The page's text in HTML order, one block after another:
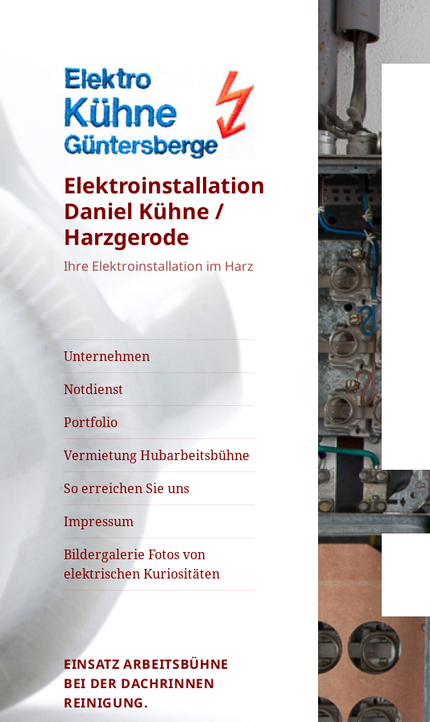
Elektroinstallation
Daniel Kühne /
Harzgerode
Ihre Elektroinstallation im Harz
Unternehmen
Notdienst
Portfolio
Vermietung Hubarbeitsbühne
So erreichen Sie uns
Impressum
Bildergalerie Fotos von
elektrischen Kuriositäten
EINSATZ ARBEITSBÜHNE
BEI DER DACHRINNEN
REINIGUNG.